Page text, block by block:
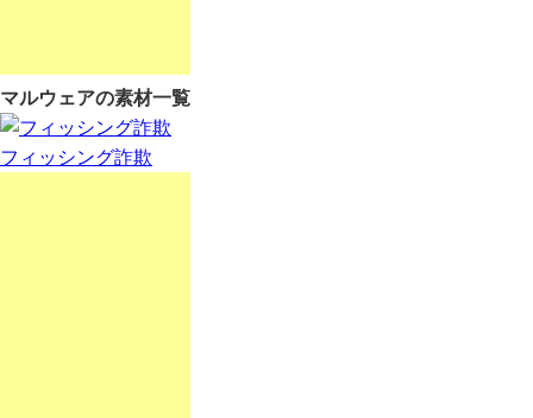
マルウェアの素材一覧
フィッシング詐欺